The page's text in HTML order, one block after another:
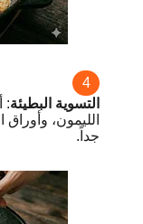
التسوية البطيئة:
الليمون،
جداً.